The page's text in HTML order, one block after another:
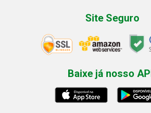
Site Seguro
Baixe já nosso